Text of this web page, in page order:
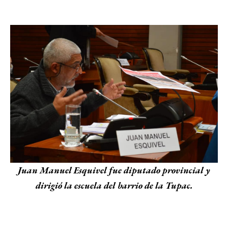
Juan Manuel Esquivel fue diputado provincial y
dirigió la escuela del barrio de la Tupac.